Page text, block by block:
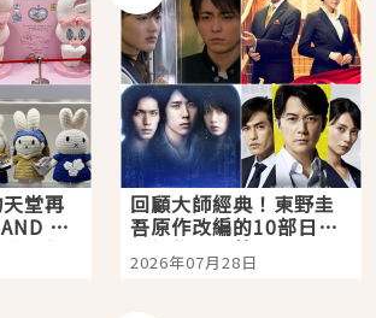
堂再
原
，新
店3分
回顧大師經典！東野圭
吾原作改編的10部日本
影視作品推薦
2026年07月28日